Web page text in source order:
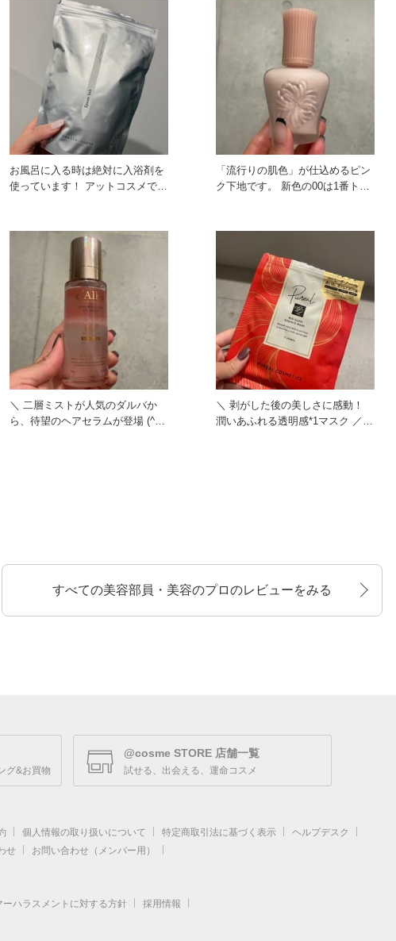
お風呂に入る時は絶対に入浴剤を
使っています！ アットコスメでバ
「流行りの肌色」が仕込めるピン
ク下地です。 新色の00は1番トー
＼ 二層ミストが人気のダルバか
ら、待望のヘアセラムが登場 (^^)♪
＼ 剥がした後の美しさに感動！
潤いあふれる透明感*1マスク ／
すべての美容部員・美容のプロのレビューをみる
グ&お買物
@cosme STORE 店舗一覧
試せる、出会える、運命コスメ
個人情報の取り扱いについて 特定商取引法に基づく表示
ヘルプデスク
せ お問い合わせ（メンバー用）
ーハラスメントに対する方針 採用情報